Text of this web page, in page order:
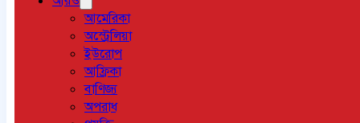
আমেরিকা
অস্ট্রেলিয়া
ইউরোপ
আফ্রিকা
বাণিজ্য
অপরাধ